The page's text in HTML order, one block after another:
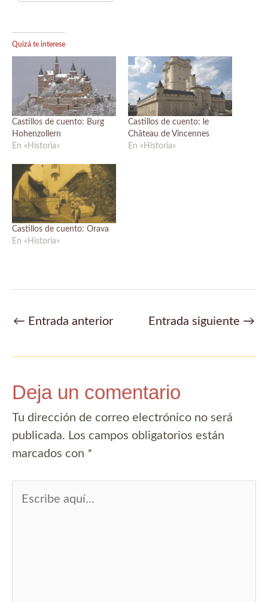
Quizá te interese
Castillos de cuento: Burg
Hohenzollern
En «Historia»
Castillos de cuento: le
Château de Vincennes
En «Historia»
Castillos de cuento: Orava
En «Historia»
Navegación
← Entrada anterior Entrada siguiente →
Deja un comentario
Tu dirección de correo electrónico no será
publicada. Los campos obligatorios están
marcados con *
aquí...